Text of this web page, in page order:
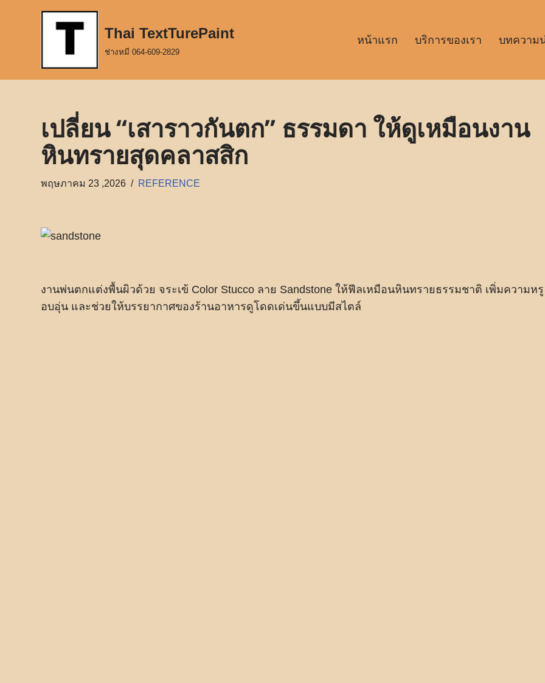
content
Thai TextTurePaint
ช่างหมี 064-609-2829
หน้าแรก บริการของเรา บทความ
เปลี่ยน “เสาราวกันตก” ธรรมดา ให้ดูเหมือนงาน
หินทรายสุดคลาสสิก
พฤษภาคม 23 ,2026 REFERENCE
งานพ่นตกแต่งพื้นผิวด้วย จระเข้ Color Stucco ลาย Sandstone ให้ฟีลเหมือนหินทรายธรรมชาติ เพิ่มความหรู
อบอุ่น และช่วยให้บรรยากาศของร้านอาหารดูโดดเด่นขึ้นแบบมีสไตล์